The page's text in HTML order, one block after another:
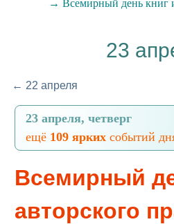
→ Всемирный день книг
23
← 22 апреля
23 апреля, четверг
ещё 109 ярких событий
Всемирный
авторского